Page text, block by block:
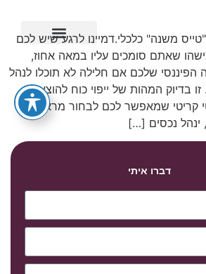
משנה" כלכלי.דמיינו לרגע שיש לכם
שאתם סומכים עליו במאה אחוז,
הפיננסי שלכם אם חלילה לא תוכלו לנהל
בדיוק המהות של ייפוי כוח להוצאה
קריטי שמאפשר לכם לבחור מראש את
נכסים […]
דברו איתי